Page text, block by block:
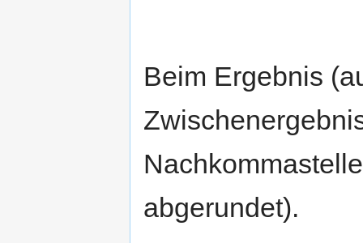
Beim Ergebnis
abgerundet).